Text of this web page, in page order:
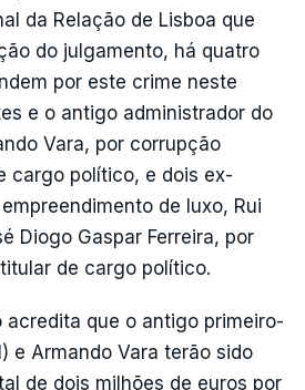
da Relação de Lisboa que
do julgamento, há quatro
por este crime neste
e o antigo administrador do
Vara, por corrupção
cargo político, e dois ex-
de luxo, Rui
Diogo Gaspar Ferreira, por
de cargo político.
acredita que o antigo primeiro-
e Armando Vara terão sido
de dois milhões de euros por